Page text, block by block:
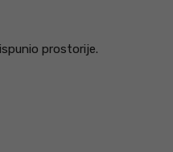
prostorije.